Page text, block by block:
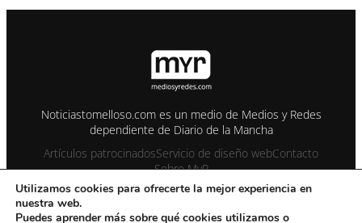
Noticiastomelloso.com es un medio de Medios y Redes
dependiente de Diario de la Mancha
Artículos patrocinadosServicio de diseño webContacto
Sobre MyR
© 1995-2026 Color Vivo Internet. Otros contenidos se cita fuente.
Utilizamos cookies para ofrecerte la mejor experiencia en
nuestra web.
Puedes aprender más sobre qué cookies utilizamos o